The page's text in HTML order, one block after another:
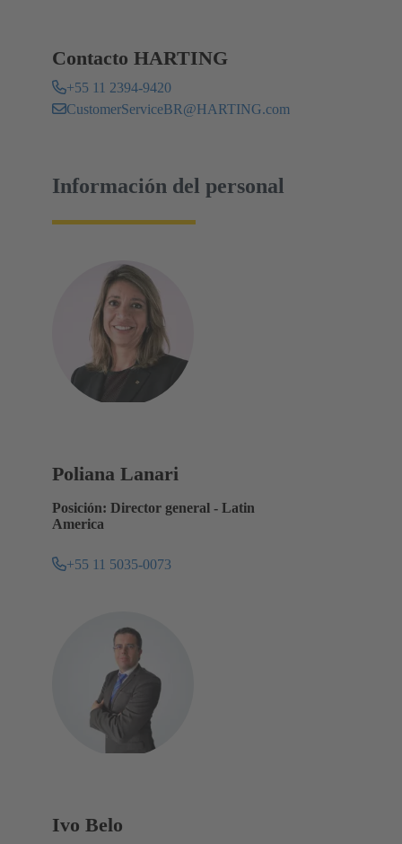
Contacto HARTING
+55 11 2394-9420
CustomerServiceBR@HARTING.com
Información del personal
Poliana Lanari
Posición: Director general - Latin
America
+55 11 5035-0073
Ivo Belo